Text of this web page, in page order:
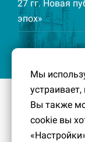
27 гг. Новая
эпох»
© 2016-2026
малой Родины,
историко-
Мы
Вы также
cookie вы